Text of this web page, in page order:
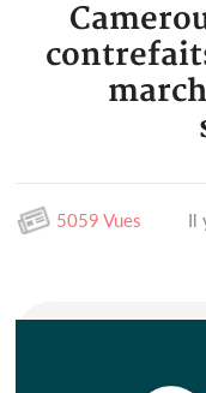
5059 Vues Il